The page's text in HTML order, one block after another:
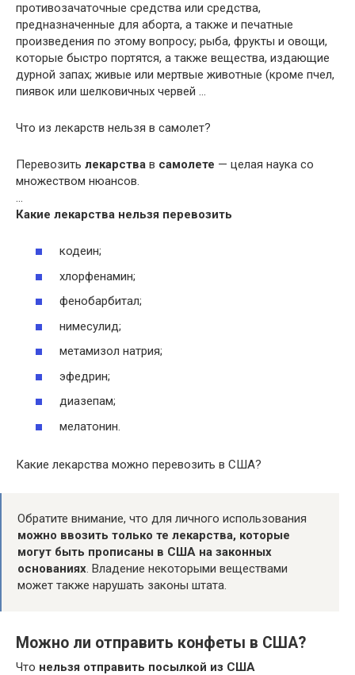
противозачаточные средства или средства,
предназначенные для аборта, а также и печатные
произведения по этому вопросу; рыба, фрукты и овощи,
которые быстро портятся, а также вещества, издающие
дурной запах; живые или мертвые животные (кроме пчел,
пиявок или шелковичных червей …
Что из лекарств нельзя в самолет?
Перевозить лекарства в самолете — целая наука со
множеством нюансов.
…
Какие лекарства нельзя перевозить
кодеин;
хлорфенамин;
фенобарбитал;
нимесулид;
метамизол натрия;
эфедрин;
диазепам;
мелатонин.
Какие лекарства можно перевозить в США?
Обратите внимание, что для личного использования
можно ввозить только те лекарства, которые
могут быть прописаны в США на законных
основаниях. Владение некоторыми веществами
может также нарушать законы штата.
Можно ли отправить конфеты в США?
Что нельзя отправить посылкой из США